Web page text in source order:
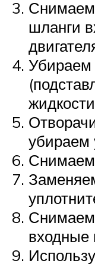
шланги
Убираем
убираем
Снимаем
Снимаем
входные